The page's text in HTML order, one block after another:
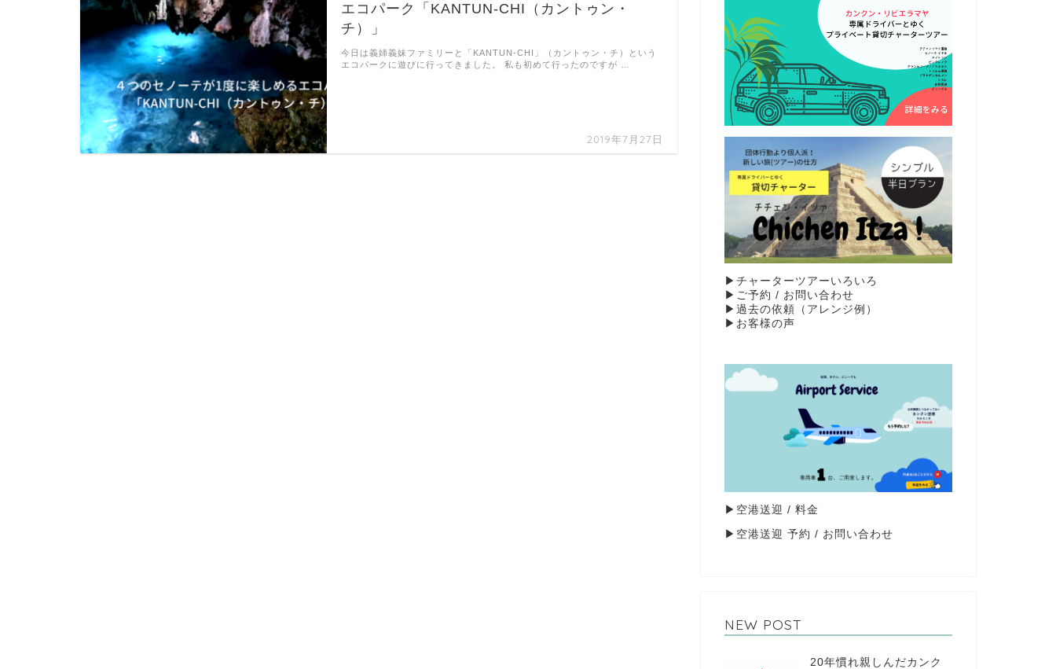
エコパーク「KANTUN-CHI（カントゥン・
チ）」
2019年7月27日
今日は義姉義妹ファミリーと「KANTUN-CHI」（カントゥン・チ）という
エコパークに遊びに行ってきました。 私も初めて行ったのですが …
▶︎チャーターツアーいろいろ
▶︎ご予約 / お問い合わせ
▶︎過去の依頼（アレンジ例）
▶お客様の声
▶ 空港送迎 / 料金
▶ 空港送迎 予約 / お問い合わせ
NEW POST
20年慣れ親しんだカンク